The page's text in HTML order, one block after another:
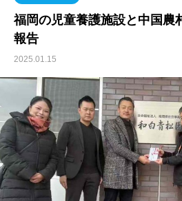
福岡の児童養護施設と中国農
報告
2025.01.15